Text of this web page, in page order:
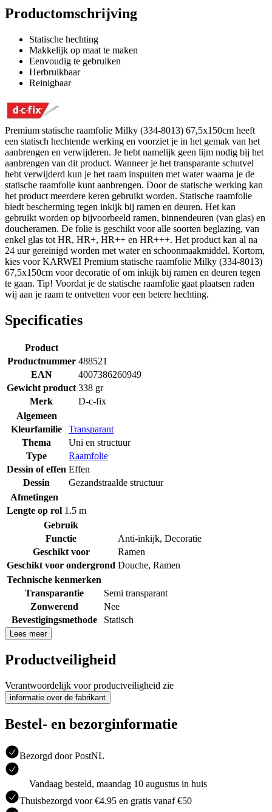
Productomschrijving
Statische hechting
Makkelijk op maat te maken
Eenvoudig te gebruiken
Herbruikbaar
Reinigbaar
Premium statische raamfolie Milky (334-8013) 67,5x150cm heeft
een statisch hechtende werking en voorziet je in het gemak van het
aanbrengen en verwijderen. Je hebt namelijk geen lijm nodig bij het
aanbrengen van dit product. Wanneer je het transparante schutvel
hebt verwijderd kun je het raam inspuiten met water waarna je de
statische raamfolie kunt aanbrengen. Door de statische werking kan
het product meerdere keren gebruikt worden. Statische raamfolie
biedt bescherming tegen inkijk bij ramen en deuren. Het kan
gebruikt worden op bijvoorbeeld ramen, binnendeuren (van glas) en
doucheramen. De folie is geschikt voor alle soorten beglazing, van
enkel glas tot HR, HR+, HR++ en HR+++. Het product kan al na
24 uur gereinigd worden met water en schoonmaakmiddel. Kortom,
kies voor KARWEI Premium statische raamfolie Milky (334-8013)
67,5x150cm voor decoratie of om inkijk bij ramen en deuren tegen
te gaan. Tip! Voordat je de statische raamfolie gaat plaatsen raden
wij aan je raam te ontvetten voor een betere hechting.
Specificaties
Product
Productnummer 488521
EAN
4007386260949
Gewicht product 338 gr
Merk
D-c-fix
Algemeen
Kleurfamilie
Transparant
Thema
Uni en structuur
Type
Raamfolie
Dessin of effen Effen
Dessin
Gezandstraalde structuur
Afmetingen
Lengte op rol 1.5 m
Gebruik
Functie
Anti-inkijk, Decoratie
Geschikt voor
Ramen
Geschikt voor ondergrond Douche, Ramen
Technische kenmerken
Transparantie
Semi transparant
Zonwerend
Nee
Bevestigingsmethode
Statisch
Lees meer
Productveiligheid
Verantwoordelijk voor productveiligheid zie
informatie over de fabrikant
Bestel- en bezorginformatie
Bezorgd door PostNL
Vandaag besteld, maandag 10 augustus in huis
Thuisbezorgd voor €4.95 en gratis vanaf €50